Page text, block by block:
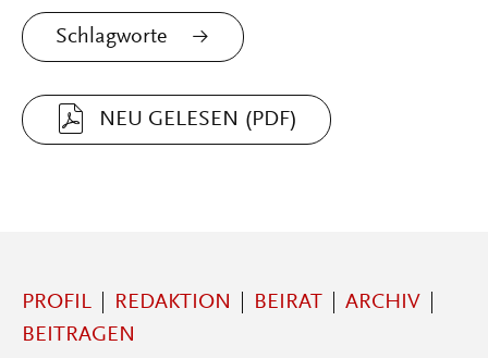
Schlagworte
NEU GELESEN (PDF)
PROFIL REDAKTION BEIRAT
ARCHIV
BEITRAGEN